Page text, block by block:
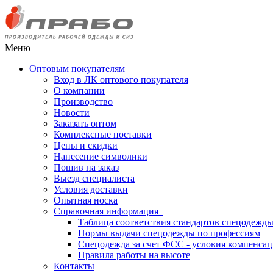
Меню
Оптовым покупателям
Вход в ЛК оптового покупателя
О компании
Производство
Новости
Заказать оптом
Комплексные поставки
Цены и скидки
Нанесение символики
Пошив на заказ
Выезд специалиста
Условия доставки
Опытная носка
Справочная информация
Таблица соответствия стандартов спецодежды
Нормы выдачи спецодежды по профессиям
Спецодежда за счет ФСС - условия
Правила работы на высоте
Контакты